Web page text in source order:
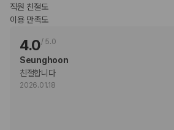
추가 안내사항
기타 선택사항
풀 브렉퍼스트아침 식사 요금: 성인 JPY
략적인 금액)
셀프 주차 요금: 1일 기준 JPY 8000
주차 대행 요금: 1일 기준, JPY 8000
간이 침대 이용 요금: 1일 기준, JPY 31625.0
직원 친절도
이용 만족도
4.0/ 5.0
Seunghoon
친절합니다
2026.01.18